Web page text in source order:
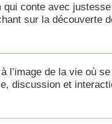
qui conte avec
sur la découverte
l’image de la vie où
discussion et